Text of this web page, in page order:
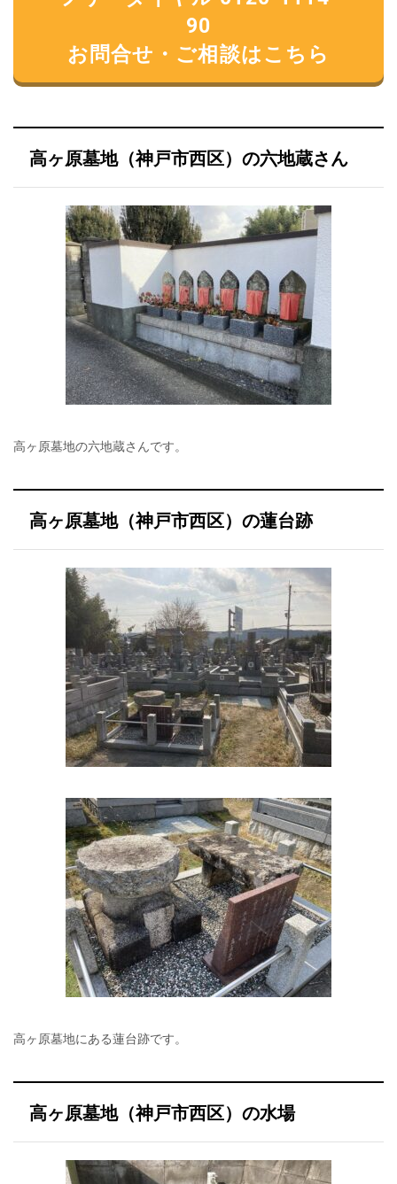
90
お問合せ・ご相談はこちら
高ヶ原墓地（神戸市西区）の六地蔵さん
高ヶ原墓地の六地蔵さんです。
高ヶ原墓地（神戸市西区）の蓮台跡
高ヶ原墓地にある蓮台跡です。
高ヶ原墓地（神戸市西区）の水場